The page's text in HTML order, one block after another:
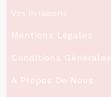
Vos livraisons
Mentions Légales
Conditions Générales
A Propos De Nous